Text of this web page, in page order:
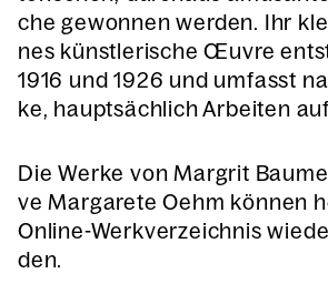
che gewon­nen wer­den. Ihr
nes künst­le­ri­sche Œuvre
1916 und 1926 und umfasst
ke, haupt­säch­lich Arbei­ten
Die Wer­ke von Mar­grit
ve Mar­ga­re­te Oehm kön­nen
Online-Werk­ver­zeich­nis
den.